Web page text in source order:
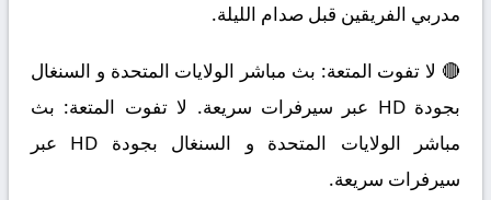
مدربي الفريقين قبل صدام الليلة.
🔴 لا تفوت المتعة: بث مباشر الولايات المتحدة و السنغال
بجودة HD عبر سيرفرات سريعة. لا تفوت المتعة: بث
مباشر الولايات المتحدة و السنغال بجودة HD عبر
سيرفرات سريعة.